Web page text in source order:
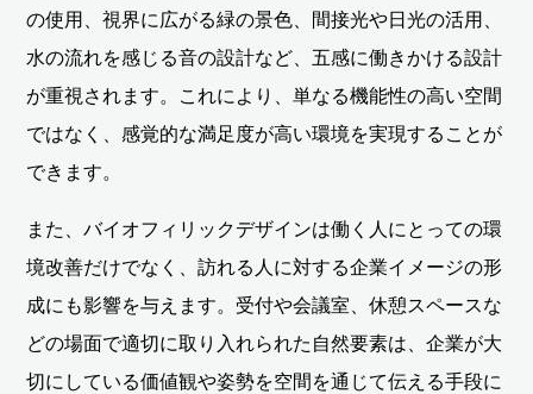
の使用、視界に広がる緑の景色、間接光や日光の活用、
水の流れを感じる音の設計など、五感に働きかける設計
が重視されます。これにより、単なる機能性の高い空間
ではなく、感覚的な満足度が高い環境を実現することが
できます。
また、バイオフィリックデザインは働く人にとっての環
境改善だけでなく、訪れる人に対する企業イメージの形
成にも影響を与えます。受付や会議室、休憩スペースな
どの場面で適切に取り入れられた自然要素は、企業が大
切にしている価値観や姿勢を空間を通じて伝える手段に